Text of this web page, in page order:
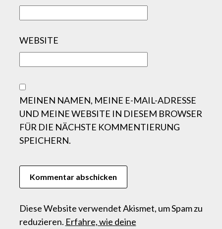
WEBSITE
MEINEN NAMEN, MEINE E-MAIL-ADRESSE
UND MEINE WEBSITE IN DIESEM BROWSER
FÜR DIE NÄCHSTE KOMMENTIERUNG
SPEICHERN.
Diese Website verwendet Akismet, um Spam zu
reduzieren. Erfahre, wie deine